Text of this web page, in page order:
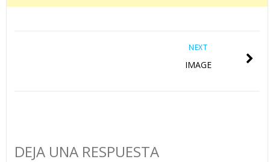
NEXT
IMAGE
DEJA UNA RESPUESTA